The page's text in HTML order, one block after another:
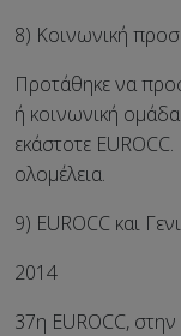
8) Κοινωνική
Προτάθηκε να
ή κοινωνική
εκάστοτε
ολομέλεια.
9) EUROCC και
2014
37η EUROCC,